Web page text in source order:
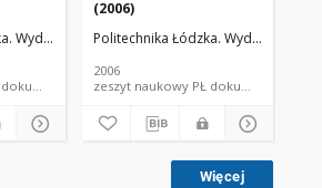
Wydział Budownictwa, Architektury i Inżynierii
zeszyt naukowy PŁ dokument piśmienniczy
(2006)
Politechnika Łódzka. Wydział
2006
zeszyt naukowy PŁ dokument
Więcej